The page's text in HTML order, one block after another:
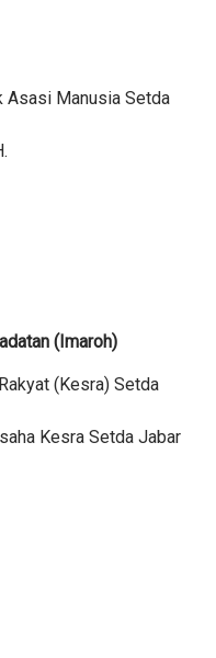
Asasi Manusia Setda
(Imaroh)
(Kesra) Setda
Kesra Setda Jabar